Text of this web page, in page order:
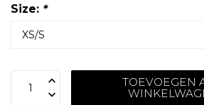
Size: *
TOEVOEGEN